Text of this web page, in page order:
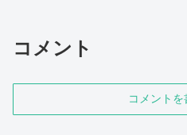
コメント
コメント